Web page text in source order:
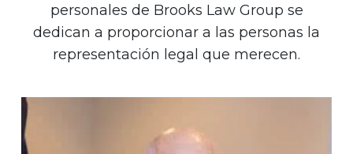
personales de Brooks Law Group se
dedican a proporcionar a las personas la
representación legal que merecen.